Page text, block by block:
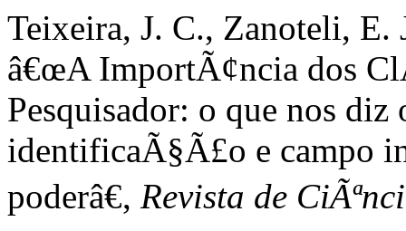
Teixeira, J. C., Zanoteli, E.
â€œA ImportÃ¢ncia dos
Pesquisador: o que nos
identificaÃ§Ã£o e campo
poderâ€, Revista de